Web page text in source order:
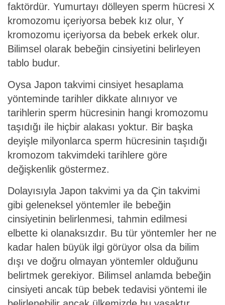
faktördür. Yumurtayı dölleyen sperm hücresi X
kromozomu içeriyorsa bebek kız olur, Y
kromozomu içeriyorsa da bebek erkek olur.
Bilimsel olarak bebeğin cinsiyetini belirleyen
tablo budur.
Oysa Japon takvimi cinsiyet hesaplama
yönteminde tarihler dikkate alınıyor ve
tarihlerin sperm hücresinin hangi kromozomu
taşıdığı ile hiçbir alakası yoktur. Bir başka
deyişle milyonlarca sperm hücresinin taşıdığı
kromozom takvimdeki tarihlere göre
değişkenlik göstermez.
Dolayısıyla Japon takvimi ya da Çin takvimi
gibi geleneksel yöntemler ile bebeğin
cinsiyetinin belirlenmesi, tahmin edilmesi
elbette ki olanaksızdır. Bu tür yöntemler her ne
kadar halen büyük ilgi görüyor olsa da bilim
dışı ve doğru olmayan yöntemler olduğunu
belirtmek gerekiyor. Bilimsel anlamda bebeğin
cinsiyeti ancak tüp bebek tedavisi yöntemi ile